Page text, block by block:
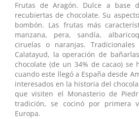
Frutas de Aragón. Dulce a base
recubiertas de chocolate. Su
bombón. Las frutas más
manzana, pera, sandía,
ciruelas o naranjas.
Calatayud, la operación de
chocolate (de un 34% de cacao) se
cuando este llegó a España desde
interesados en la historia del
que visiten el Monasterio de
tradición, se cocinó por primera
Europa.